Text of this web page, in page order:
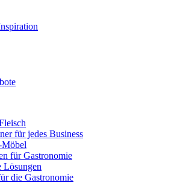
für jedes Business
für Gastronomie
die Gastronomie